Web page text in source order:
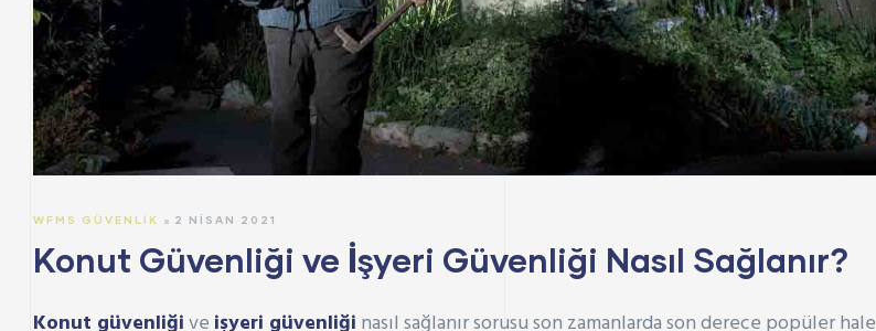
WFMS GÜVENLIK 2 NISAN 2021
Konut Güvenliği ve İşyeri Güvenliği Nasıl Sağlanır?
Konut güvenliğive işyeri güvenliği nasıl sağlanır sorusu son zamanlarda son derece popüler hale